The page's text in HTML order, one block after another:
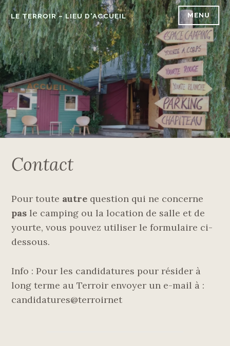
Accéder
au
contenu
principal
LE TERROIR – LIEU D'ACCUEIL MENU
Contact
Pour toute autre question qui ne concerne
pas le camping ou la location de salle et de
yourte, vous pouvez utiliser le formulaire ci-
dessous.
Info : Pour les candidatures pour résider à
long terme au Terroir envoyer un e-mail à :
candidatures@terroirnet